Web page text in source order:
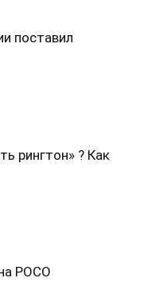
поставил
рингтон» ? Как
POCO